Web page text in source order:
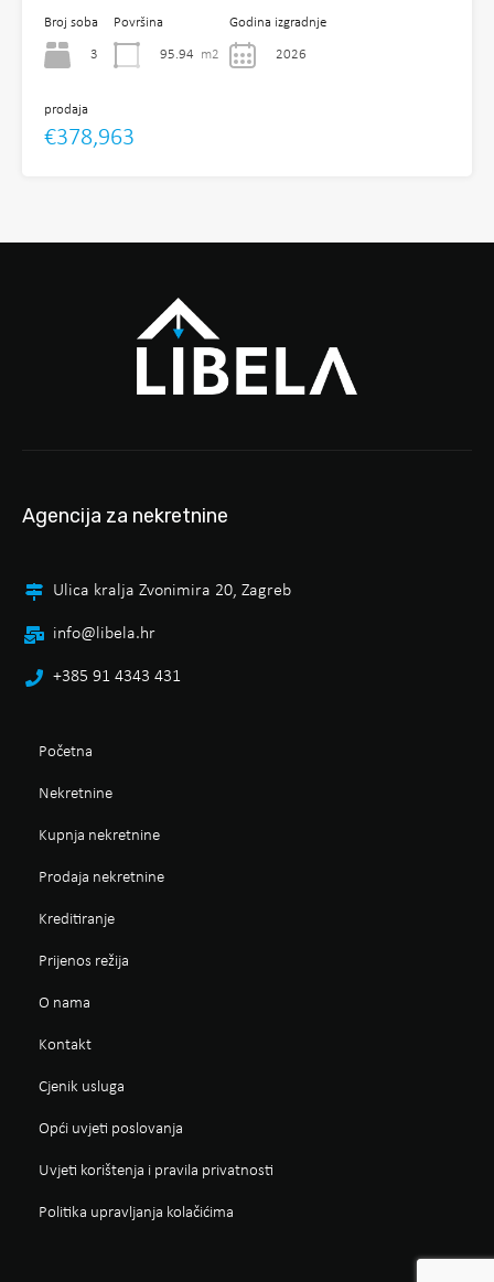
Broj soba
3
Površina
95.94 m2
Godina izgradnje
2026
prodaja
€378,963
Agencija za nekretnine
Ulica kralja Zvonimira 20, Zagreb
info@libela.hr
+385 91 4343 431
Početna
Nekretnine
Kupnja nekretnine
Prodaja nekretnine
Kreditiranje
Prijenos režija
O nama
Kontakt
Cjenik usluga
Opći uvjeti poslovanja
Uvjeti korištenja i pravila privatnosti
Politika upravljanja kolačićima